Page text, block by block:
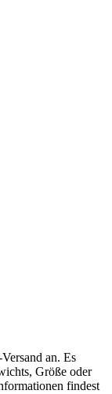
an. Es
Größe oder
findest